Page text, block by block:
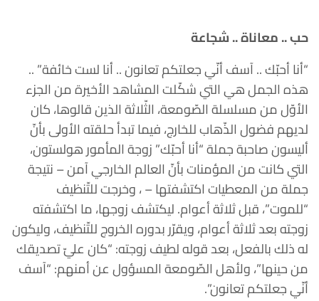
حب .. معاناة .. شجاعة
“أنا أحبّك .. آسف أنّي جعلتكم تعانون .. أنا لست خائفة” ..
هذه الجمل هي التي شكّلت المشاهد الأخيرة من الجزء
الأوّل من مسلسلة الصّومعة، الثّلاثة الذين قالوها، كان
لديهم فضول الذّهاب للخارج، فيما تبدأ حلقته الأولى بأنّ
أليسون صاحبة جملة “أنا أحبّك” زوجة المأمور هولستون،
التي كانت من المؤمنات بأنّ العالم الخارجي آمن – نتيجة
جملة من المعطيات اكتشفتها – ، وخرجت للتّنظيف
“للموت”، قبل ثلاثة أعوام. ليكتشف زوجها، ما اكتشفته
زوجته بعد ثلاثة أعوام، ويقرّر بدوره الخروج للتّنظيف، وليكون
له ذلك بالفعل، بعد قوله لطيف زوجته: “كان عليّ تصديقك
من حينها”، ولأهل الصّومعة المسؤول عن أمنهم: “آسف
أنّي جعلتكم تعانون”.